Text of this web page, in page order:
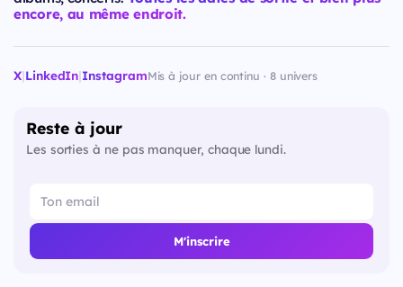
encore, au même endroit.
X|LinkedIn|InstagramMis à jour en continu · 8 univers
Reste à jour
Les sorties à ne pas manquer, chaque lundi.
M'inscrire